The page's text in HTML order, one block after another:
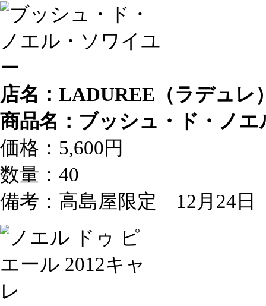
店名：LADUREE（ラデュレ
商品名：ブッシュ・ド・ノ
価格：5,600円
数量：40
備考：高島屋限定 12月24日